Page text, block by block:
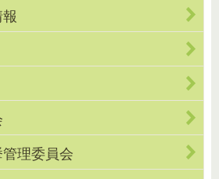
理委員会